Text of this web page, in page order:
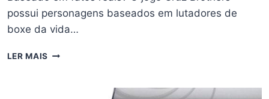
possui personagens baseados em lutadores de
boxe da vida…
LER MAIS ANÁLISE